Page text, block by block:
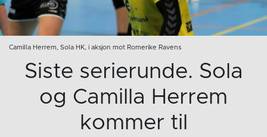
Camilla Herrem, Sola HK, i aksjon mot Romerike Ravens
Siste serierunde. Sola
og Camilla Herrem
kommer til